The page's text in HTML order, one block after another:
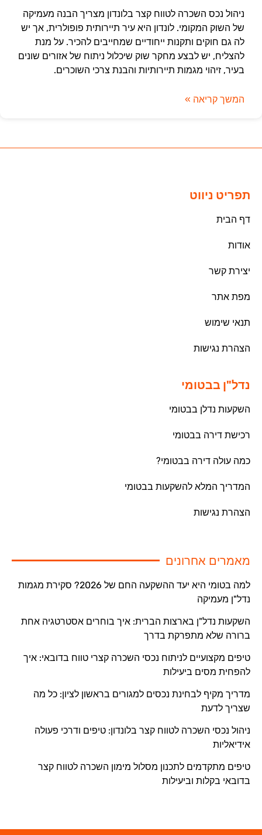
ניהול נכס השכרה לטווח קצר בלונדון מצריך הבנה מעמיקה
של השוק המקומי. לונדון היא עיר תיירותית פופולרית, אך יש
לה גם חוקים ותקנות ייחודיים שמחייבים להכיר. על מנת
להצליח, יש לבצע מחקר שוק שיכלול ניתוח של אזורים שונים
בעיר, זיהוי מגמות תיירותיות והבנת צרכי השוכרים.
המשך קריאה »
תפריט ניווט
דף הבית
אודות
יצירת קשר
מפת אתר
תנאי שימוש
הצהרת נגישות
נדל"ן בבטומי
השקעות נדלן בבטומי
רכישת דירה בבטומי
כמה עולה דירה בבטומי?
המדריך המלא להשקעות בבטומי
הצהרת נגישות
מאמרים אחרונים
למה בטומי היא יעד ההשקעה החם של 2026? סקירת מגמות
נדל"ן מעמיקה
השקעות נדל"ן בארצות הברית: איך בוחרים אסטרטגיה אחת
ברורה שלא מתפרקת בדרך
טיפים מקצועיים לניתוח נכסי השכרה קצרי טווח בדובאי: איך
להפחית מסים ביעילות
מדריך מקיף לבחינת נכסים למגורים בראשון לציון: כל מה
שצריך לדעת
ניהול נכסי השכרה לטווח קצר בלונדון: טיפים ודרכי פעולה
אידיאליות
טיפים מתקדמים לתכנון מסלול מימון השכרה לטווח קצר
בדובאי בקלות וביעילות